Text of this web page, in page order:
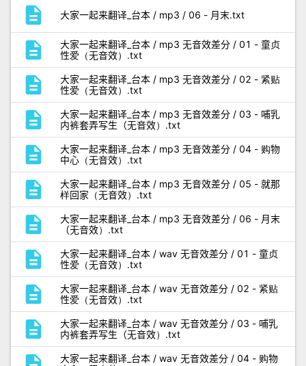
description 大家一起来翻译_台本 / mp3 / 06 - 月末.txt
description
大家一起来翻译_台本 / mp3 无音效差分 / 01 - 童贞
性爱（无音效）.txt
description
大家一起来翻译_台本 / mp3 无音效差分 / 02 - 紧贴
性爱（无音效）.txt
description
大家一起来翻译_台本 / mp3 无音效差分 / 03 - 哺乳
内裤套弄写生（无音效）.txt
description
大家一起来翻译_台本 / mp3 无音效差分 / 04 - 购物
中心（无音效）.txt
description
大家一起来翻译_台本 / mp3 无音效差分 / 05 - 就那
样回家（无音效）.txt
description
大家一起来翻译_台本 / mp3 无音效差分 / 06 - 月末
（无音效）.txt
description
大家一起来翻译_台本 / wav 无音效差分 / 01 - 童贞
性爱（无音效）.txt
description
大家一起来翻译_台本 / wav 无音效差分 / 02 - 紧贴
性爱（无音效）.txt
description
大家一起来翻译_台本 / wav 无音效差分 / 03 - 哺乳
内裤套弄写生（无音效）.txt
大家一起来翻译_台本 / wav 无音效差分 / 04 - 购物